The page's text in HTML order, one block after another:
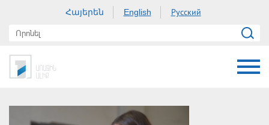
Հայերեն English Русский